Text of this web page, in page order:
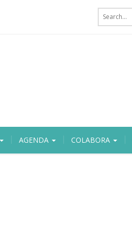
AGENDA COLABORA